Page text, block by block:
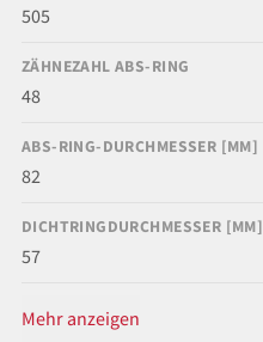
505
ZÄHNEZAHL ABS-RING
48
ABS-RING-DURCHMESSER [MM]
82
DICHTRINGDURCHMESSER [MM]
57
Mehr anzeigen